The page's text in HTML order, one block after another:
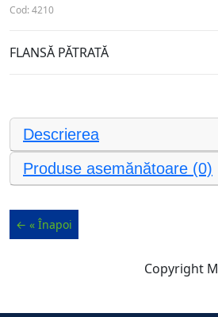
Cod:4210
FLANSĂ PĂTRATĂ
Descrierea
Produse asemănătoare (0)
Copyright